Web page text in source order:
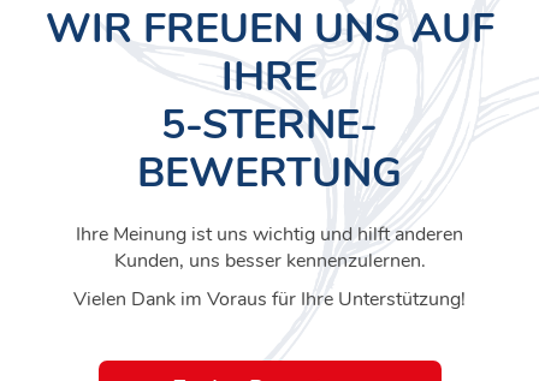
WIR FREUEN UNS AUF
IHRE
5-STERNE-
BEWERTUNG
Ihre Meinung ist uns wichtig und hilft anderen
Kunden, uns besser kennenzulernen.
Vielen Dank im Voraus für Ihre Unterstützung!